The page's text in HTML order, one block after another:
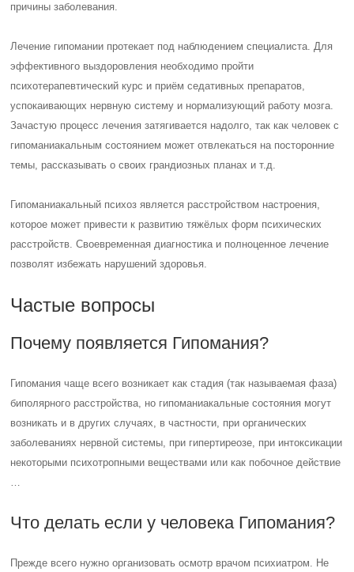
причины заболевания.
Лечение гипомании протекает под наблюдением специалиста. Для
эффективного выздоровления необходимо пройти
психотерапевтический курс и приём седативных препаратов,
успокаивающих нервную систему и нормализующий работу мозга.
Зачастую процесс лечения затягивается надолго, так как человек с
гипоманиакальным состоянием может отвлекаться на посторонние
темы, рассказывать о своих грандиозных планах и т.д.
Гипоманиакальный психоз является расстройством настроения,
которое может привести к развитию тяжёлых форм психических
расстройств. Своевременная диагностика и полноценное лечение
позволят избежать нарушений здоровья.
Частые вопросы
Почему появляется Гипомания?
Гипомания чаще всего возникает как стадия (так называемая фаза)
биполярного расстройства, но гипоманиакальные состояния могут
возникать и в других случаях, в частности, при органических
заболеваниях нервной системы, при гипертиреозе, при интоксикации
некоторыми психотропными веществами или как побочное действие
Что делать если у человека Гипомания?
Прежде всего нужно организовать осмотр врачом психиатром. Не